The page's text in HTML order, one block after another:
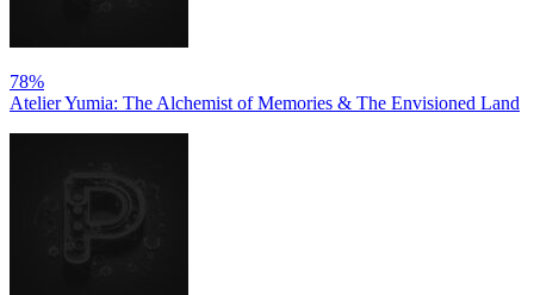
78%
Atelier Yumia: The Alchemist of Memories & The Envisioned Land